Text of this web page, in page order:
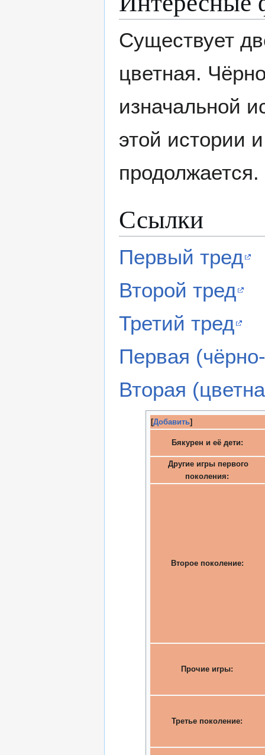
Существует
цветная.
изначальной
этой истории
продолжается.
Ссылки
Первый тред
Второй тред
Третий тред
Первая
Вторая
[Добавить]
Бякурен и её дети:
Другие игры первого
поколения:
Второе поколение:
Прочие игры:
Третье поколение: